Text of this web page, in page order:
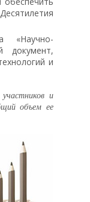
«Научно-
документ,
и
и
объем ее